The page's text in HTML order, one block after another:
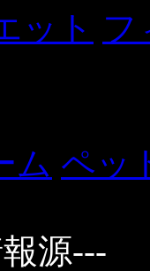
ット フ
ム ペッ
源---